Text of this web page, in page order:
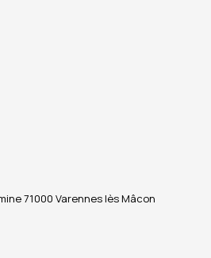
71000 Varennes lès Mâcon